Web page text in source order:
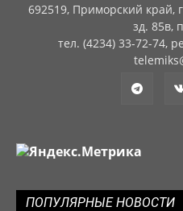
692519, Приморский край,
зд. 85в,
тел. (4234) 33-72-74,
ПОПУЛЯРНЫЕ НОВОСТИ